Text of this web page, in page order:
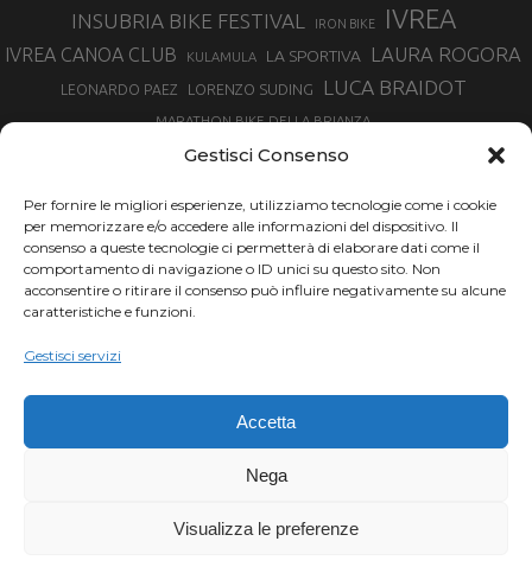
Gestisci Consenso
Per fornire le migliori esperienze, utilizziamo tecnologie come i cookie
per memorizzare e/o accedere alle informazioni del dispositivo. Il
consenso a queste tecnologie ci permetterà di elaborare dati come il
comportamento di navigazione o ID unici su questo sito. Non
acconsentire o ritirare il consenso può influire negativamente su alcune
caratteristiche e funzioni.
Gestisci servizi
Accetta
Nega
Visualizza le preferenze
INSUBRIA BIKE FESTIVAL
IRON BIKE IVREA
IVREA CANOA CLUB KULAMULA LA SPORTIVA LAURA ROGORA
LEONARDO PAEZ LORENZO SUDING LUCA BRAIDOT
MARATHON BIKE DELLA BRIANZA
MARCO AURELIO FONTANA
MARTINO FRUET MATHIEU VAN DER POEL MATTEO TRENTIN MIKE FELDERER
MIRKO CELESTINO NIBALI
NINO SCHURTER
PARCO NAZIONALE GRAN PARADISO
PROMENADO BIKE
SIMONE MORO
TOUR DE FRANCE
VINCENZO NIBALI
Chi siamo | Termini d'uso | Privacy |